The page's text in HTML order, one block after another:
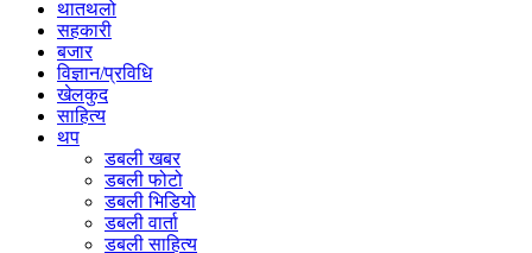
थातथलो
सहकारी
बजार
विज्ञान/प्रविधि
खेलकुद
साहित्य
थप
डबली खबर
डबली फोटो
डबली भिडियो
डबली वार्ता
डबली साहित्य